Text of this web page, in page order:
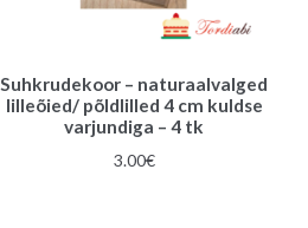
Suhkrudekoor – naturaalvalged
lilleõied/ põldlilled 4 cm kuldse
varjundiga – 4 tk
3.00€